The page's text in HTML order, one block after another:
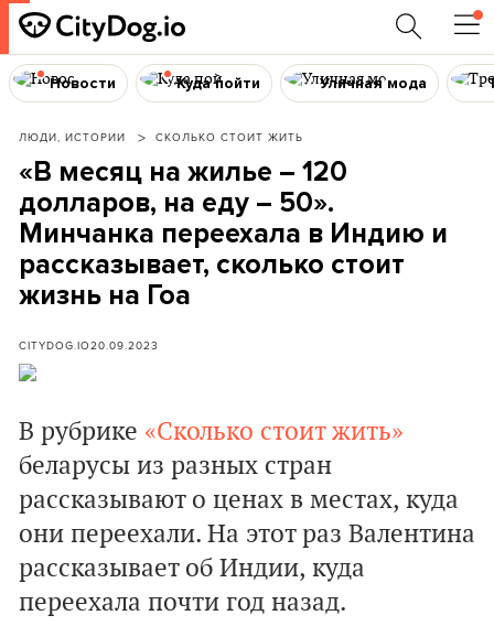
Новости Куда пойти Уличная мода
ЛЮДИ, ИСТОРИИ СКОЛЬКО СТОИТ ЖИТЬ
«В месяц на жилье – 120
долларов, на еду – 50».
Минчанка переехала в Индию и
рассказывает, сколько стоит
жизнь на Гоа
CITYDOG.IO20.09.2023
В рубрике «Сколько стоит жить»
беларусы из разных стран
рассказывают о ценах в местах, куда
они переехали. На этот раз Валентина
рассказывает об Индии, куда
переехала почти год назад.